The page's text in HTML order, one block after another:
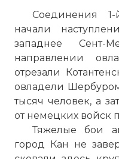
Соединения
начали
западнее Сент-
направлении
отрезали
овладели
тысяч человек, а
от немецких войск
Тяжелые бои
город Кан не